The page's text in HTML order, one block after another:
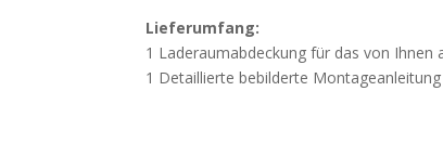
Lieferumfang:
1 Laderaumabdeckung für das von Ihnen
1 Detaillierte bebilderte Montageanleitung